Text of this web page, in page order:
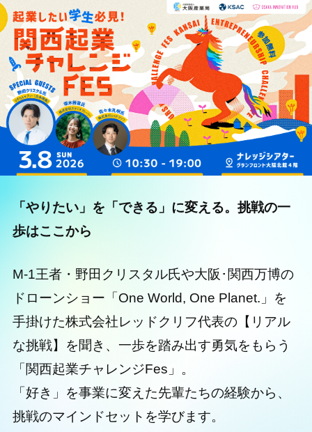
「やりたい」を「できる」に変える。挑戦の一
歩はここから
M-1王者・野田クリスタル氏や大阪･関西万博の
ドローンショー「One World, One Planet.」を
手掛けた株式会社レッドクリフ代表の【リアル
な挑戦】を聞き、一歩を踏み出す勇気をもらう
「関西起業チャレンジFes」。
「好き」を事業に変えた先輩たちの経験から、
挑戦のマインドセットを学びます。